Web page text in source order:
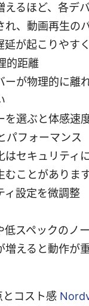
えるほど、各デ
れ、動画再生の
延が起こりやす
的距離
ーが物理的に離
を選ぶと体感速
パフォーマンス
はセキュリティ
むことがありま
ィ設定を微調整
スペックのノ
増えると動作が
とコスト感